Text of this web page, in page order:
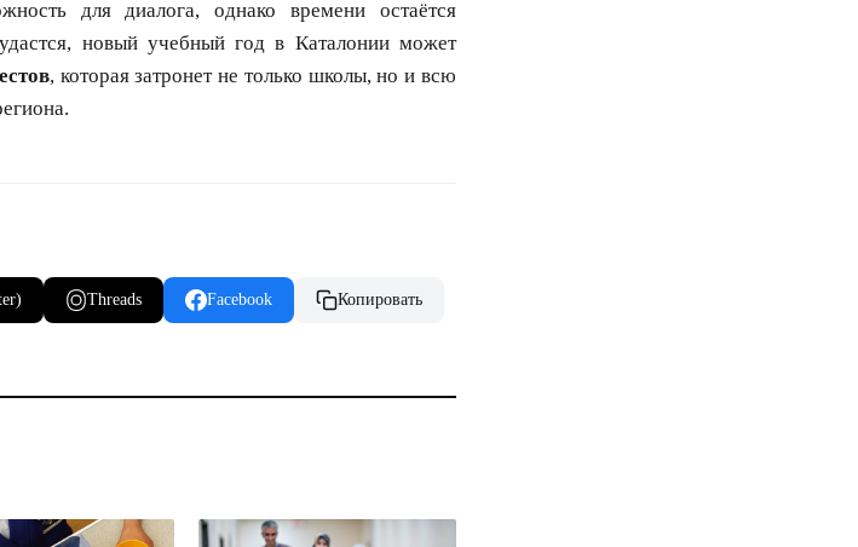
для диалога, однако времени остаётся
новый учебный год в Каталонии может
, которая затронет не только школы, но и всю
Threads Facebook Копировать